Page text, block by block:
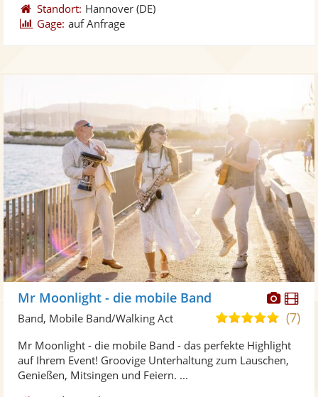
Standort: Hannover (DE)
Gage: auf Anfrage
Fotos
Mr Moonlight - die mobile Band
5,0
5
Sternen
(7)
Band, Mobile Band/Walking Act
Mr Moonlight - die mobile Band - das perfekte Highlight
auf Ihrem Event! Groovige Unterhaltung zum Lauschen,
Genießen, Mitsingen und Feiern. ...